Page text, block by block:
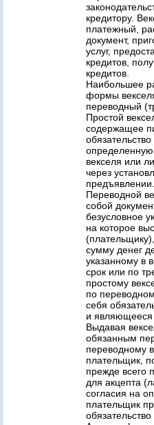
кредитору.
платежный,
документ,
услуг,
кредитов,
кредитов.
Наибольшее
формы
переводный
Простой
содержащее
векселя или
через
предъявлении.
Переводной
собой
безусловное
на которое
сумму денег
указанному в
срок или по
простому
по
себя
и являющееся
Выдавая
обязанным
переводному
плательщик,
прежде всего
для акцепта
согласия на
плательщик